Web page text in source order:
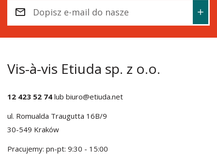
Vis-à-vis Etiuda sp. z o.o.
12 423 52 74 lub biuro@etiuda.net
ul. Romualda Traugutta 16B/9
30-549 Kraków
Pracujemy: pn-pt: 9:30 - 15:00